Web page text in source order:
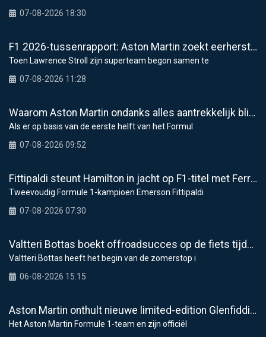
07-08-2026 18:30
F1 2026-tussenrapport: Aston Martin zoekt eerherstel na dramatische start
Toen Lawrence Stroll zijn superteam begon samen te
07-08-2026 11:28
Waarom Aston Martin ondanks alles aantrekkelijk blijft op de F1-rijdersmarkt
Als er op basis van de eerste helft van het Formul
07-08-2026 09:52
Fittipaldi steunt Hamilton in jacht op F1-titel met Ferrari
Tweevoudig Formule 1-kampioen Emerson Fittipaldi
07-08-2026 07:30
Valtteri Bottas boekt offroadsucces op de fiets tijdens F1-zomerstop
Valtteri Bottas heeft het begin van de zomerstop i
06-08-2026 15:15
Aston Martin onthult nieuwe limited-edition Glenfiddich-whisky
Het Aston Martin Formule 1-team en zijn officiël